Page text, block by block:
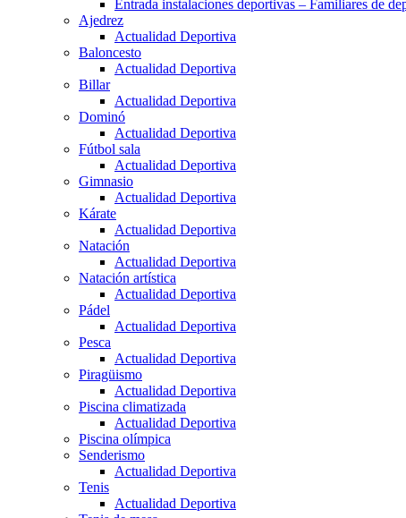
Entrada instalaciones deportivas – Familiares de
Ajedrez
Actualidad Deportiva
Baloncesto
Actualidad Deportiva
Billar
Actualidad Deportiva
Dominó
Actualidad Deportiva
Fútbol sala
Actualidad Deportiva
Gimnasio
Actualidad Deportiva
Kárate
Actualidad Deportiva
Natación
Actualidad Deportiva
Natación artística
Actualidad Deportiva
Pádel
Actualidad Deportiva
Pesca
Actualidad Deportiva
Piragüismo
Actualidad Deportiva
Piscina climatizada
Actualidad Deportiva
Piscina olímpica
Senderismo
Actualidad Deportiva
Tenis
Actualidad Deportiva